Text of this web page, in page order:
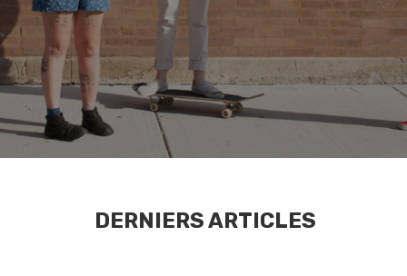
DERNIERS ARTICLES